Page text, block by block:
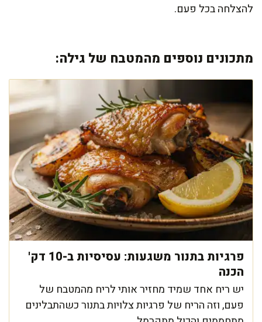
להצלחה בכל פעם.
מתכונים נוספים מהמטבח של גילה:
פרגיות בתנור משגעות: עסיסיות ב-10 דק'
הכנה
יש ריח אחד שמיד מחזיר אותי לריח מהמטבח של
פעם, וזה הריח של פרגיות צלויות בתנור כשהתבלינים